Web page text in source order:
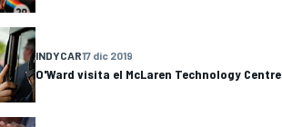
INDYCAR17 dic 2019
O'Ward visita el McLaren Technology Centre